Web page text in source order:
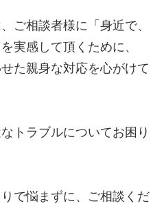
ご相談者様に「身近で、
実感して頂くために、
た親身な対応を心がけて
トラブルについてお困り
で悩まずに、ご相談くだ